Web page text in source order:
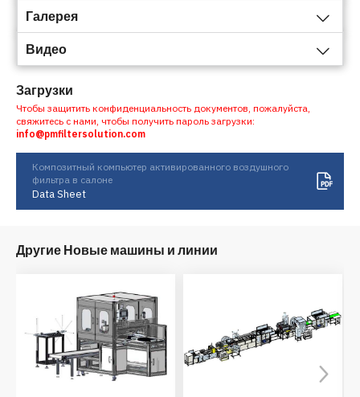
Галерея
Видео
Загрузки
Чтобы защитить конфиденциальность документов, пожалуйста,
свяжитесь с нами, чтобы получить пароль загрузки:
info@pmfiltersolution.com
Композитный компьютер активированного воздушного
фильтра в салоне
Data Sheet
Другие Новые машины и линии